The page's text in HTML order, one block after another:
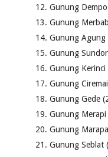
Gunung
Gunung
Gunung Agung
Gunung
Gunung Kerinci
Gunung
Gunung Gede
Gunung Merapi
Gunung
Gunung Seblat